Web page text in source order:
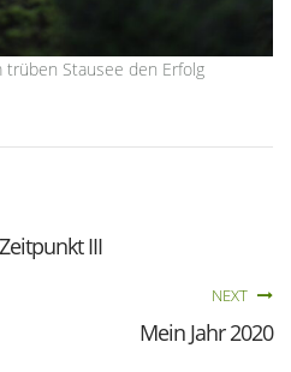
trüben Stausee den Erfolg
III
NEXT
Mein Jahr 2020